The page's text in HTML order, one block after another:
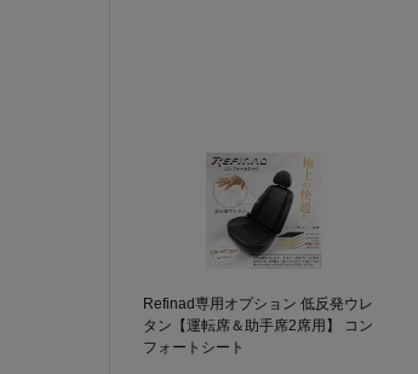
Refinad専用オプション 低反発ウレ
タン【運転席＆助手席2席用】 コン
フォートシート